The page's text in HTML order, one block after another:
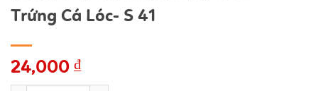
Trứng Cá Lóc- S 41
24,000 ₫